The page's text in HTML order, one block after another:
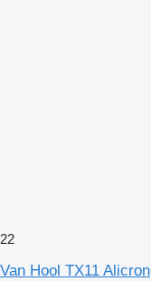
22
Van Hool TX11 Alicron